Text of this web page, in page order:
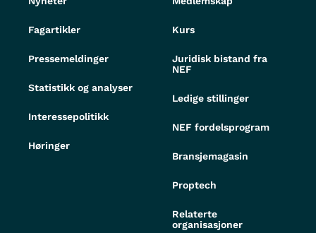
Fagartikler
Pressemeldinger
Statistikk og analyser
Interessepolitikk
Høringer
Kurs
Juridisk bistand fra
NEF
Ledige stillinger
NEF fordelsprogram
Bransjemagasin
Proptech
Relaterte
organisasjoner